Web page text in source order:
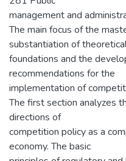
management and
The main focus of the
substantiation of
foundations and the
recommendations for the
implementation of
The first section analyzes
directions of
competition policy as a
economy. The basic